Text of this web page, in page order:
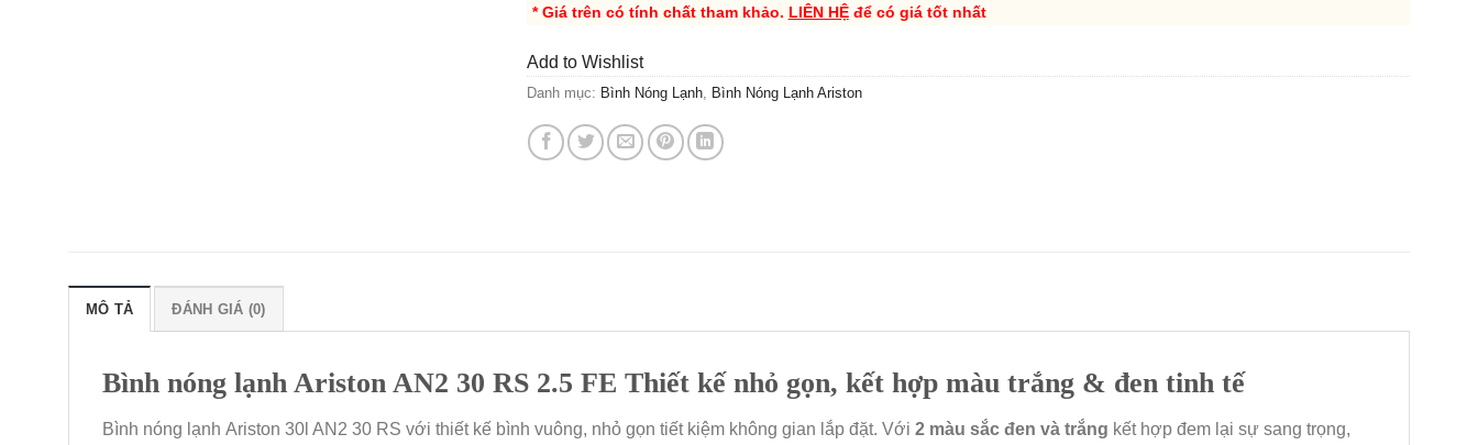
* Giá trên có tính chất tham khảo. LIÊN HỆđể có giá tốt nhất
Add to Wishlist
Danh mục: Bình Nóng Lạnh, Bình Nóng Lạnh Ariston
MÔ TẢ ĐÁNH GIÁ (0)
Bình nóng lạnh Ariston AN2 30 RS 2.5 FE Thiết kế nhỏ gọn, kết hợp màu trắng & đen tinh tế
Bình nóng lạnh Ariston 30l AN2 30 RS với thiết kế bình vuông, nhỏ gọn tiết kiệm không gian lắp đặt. Với 2 màu sắc đen và trắng kết hợp đem lại sự sang trọng,